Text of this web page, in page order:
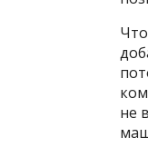
не